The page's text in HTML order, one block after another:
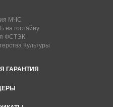
МЧС
на гостайну
ФСТЭК
Культуры
ГАРАНТИЯ